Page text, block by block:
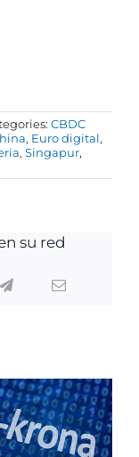
CBDC
, Euro digital,
, Singapur,
su red